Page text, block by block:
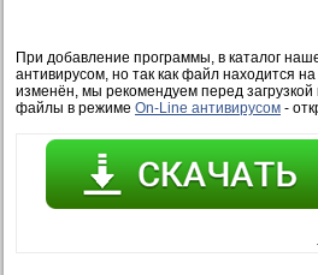
При добавление программы, в каталог
антивирусом, но так как файл находится
изменён, мы рекомендуем перед
файлы в режиме On-Line антивирусом -